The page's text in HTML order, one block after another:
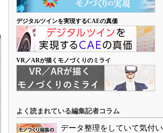
デジタルツインを実現するCAEの真価
VR／ARが描くモノづくりのミライ
よく読まれている編集記者コラム
データ整理をしていて気付い